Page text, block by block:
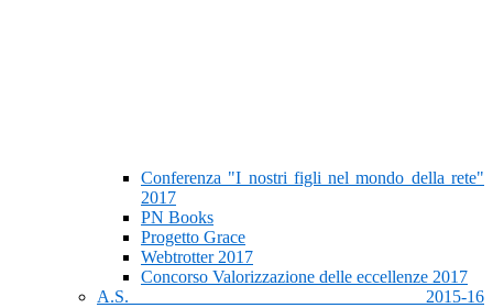
Conferenza "I nostri figli nel mondo della rete"
2017
PN Books
Progetto Grace
Webtrotter 2017
Concorso Valorizzazione delle eccellenze 2017
A.S. 2015-16